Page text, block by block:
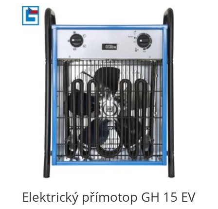
Elektrický přímotop GH 15 EV